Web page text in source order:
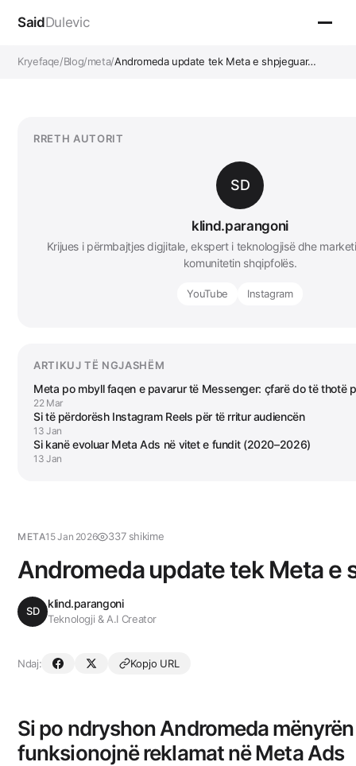
SaidDulevic
Kryefaqe/Blog/meta/Andromeda update tek Meta e shpjeguar…
META15 Jan 2026 337 shikime
Andromeda update tek Meta e
SD
klind.parangoni
Teknologji & A.I Creator
Ndaj: Kopjo URL
Si po ndryshon Andromeda
funksionojnë reklamat në Meta Ads
RRETH AUTORIT
SD
klind.parangoni
Krijues i përmbajtjes digjitale, ekspert i teknologjisë dhe
komunitetin shqipfolës.
YouTube Instagram
ARTIKUJ TË NGJASHËM
Meta po mbyll faqen e pavarur të Messenger: çfarë do të thotë
22 Mar
Si të përdorësh Instagram Reels për të rritur audiencën
13 Jan
Si kanë evoluar Meta Ads në vitet e fundit (2020–2026)
13 Jan